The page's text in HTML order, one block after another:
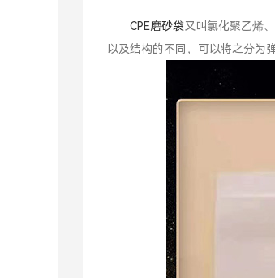
CPE磨砂袋又叫氯化聚乙烯
以及结构的不同，可以将之分为